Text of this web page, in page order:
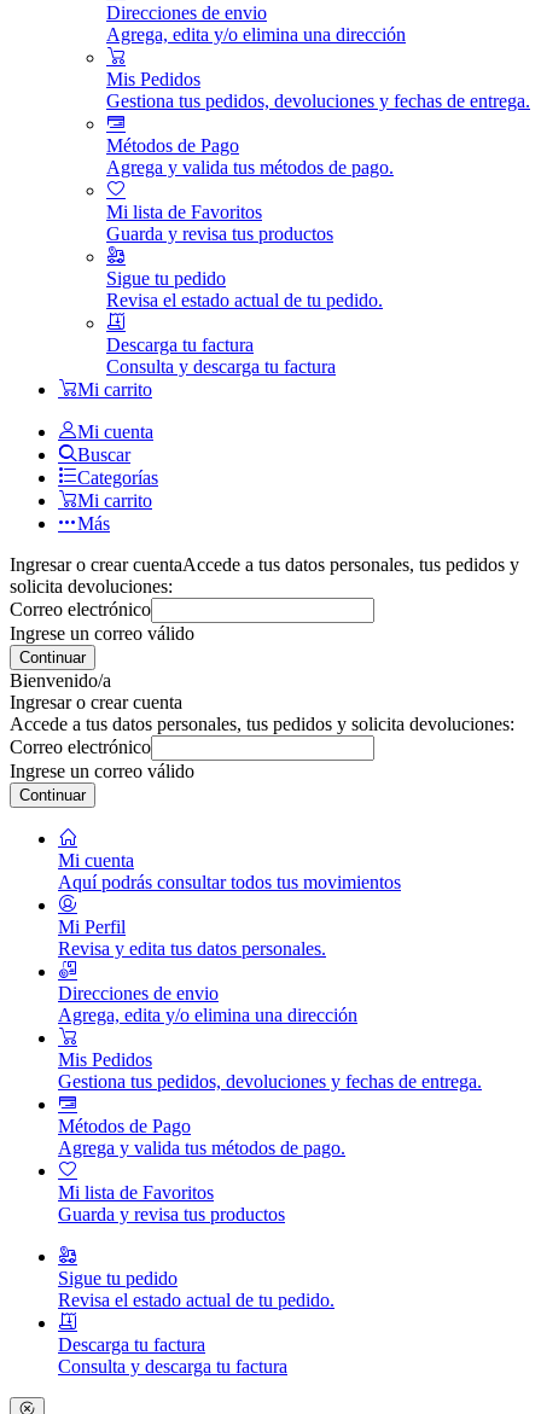
Direcciones de envio
Agrega, edita y/o elimina una dirección
Mis Pedidos
Gestiona tus pedidos, devoluciones y fechas de entrega.
Métodos de Pago
Agrega y valida tus métodos de pago.
Mi lista de Favoritos
Guarda y revisa tus productos
Sigue tu pedido
Revisa el estado actual de tu pedido.
Descarga tu factura
Consulta y descarga tu factura
Mi carrito
Mi cuenta
Buscar
Categorías
Mi carrito
Más
Ingresar o crear cuentaAccede a tus datos personales, tus pedidos y
solicita devoluciones:
Correo electrónico
Ingrese un correo válido
Continuar
Bienvenido/a
Ingresar o crear cuenta
Accede a tus datos personales, tus pedidos y solicita devoluciones:
Correo electrónico
Ingrese un correo válido
Continuar
Mi cuenta
Aquí podrás consultar todos tus movimientos
Mi Perfil
Revisa y edita tus datos personales.
Direcciones de envio
Agrega, edita y/o elimina una dirección
Mis Pedidos
Gestiona tus pedidos, devoluciones y fechas de entrega.
Métodos de Pago
Agrega y valida tus métodos de pago.
Mi lista de Favoritos
Guarda y revisa tus productos
Sigue tu pedido
Revisa el estado actual de tu pedido.
Descarga tu factura
Consulta y descarga tu factura